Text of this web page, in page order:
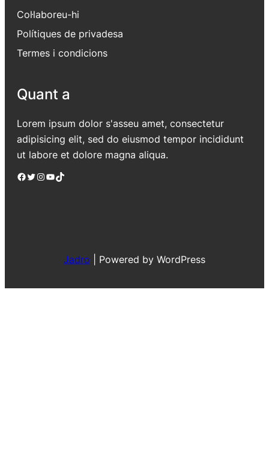
Col·laboreu-hi
Polítiques de privadesa
Termes i condicions
Quant a
Lorem ipsum dolor s'asseu amet, consectetur
adipisicing elit, sed do eiusmod tempor incididunt
ut labore et dolore magna aliqua.
Facebook Twitter Instagram YouTube TikTok
Jadro Powered by WordPress